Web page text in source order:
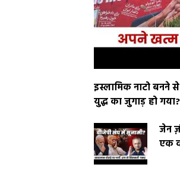
इस्लामिक नाटो बनने
युद्ध का जुगाड़ हो गया?
जेन
एक